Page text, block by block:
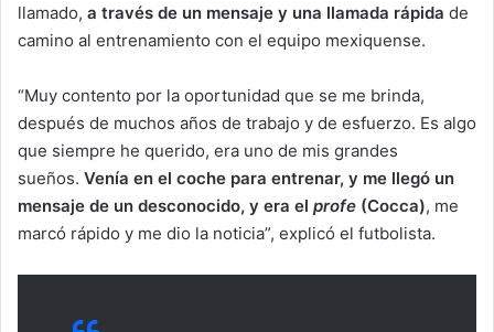
l
llamado, a través de un mensaje y una llamada rápida de
camino al entrenamiento con el equipo mexiquense.
“Muy contento por la oportunidad que se me brinda,
después de muchos años de trabajo y de esfuerzo. Es algo
que siempre he querido, era uno de mis grandes
sueños. Venía en el coche para entrenar, y me llegó un
mensaje de un desconocido, y era el profe (Cocca), me
marcó rápido y me dio la noticia”, explicó el futbolista.